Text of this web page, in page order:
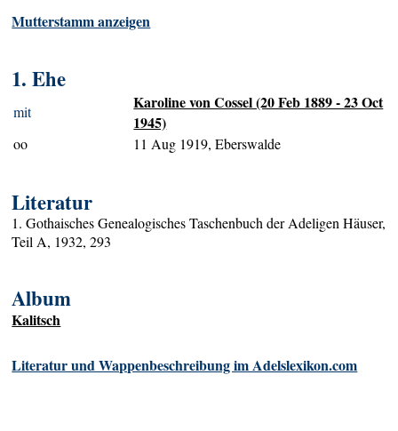
Mutterstamm anzeigen
1. Ehe
mit
Karoline von Cossel (20 Feb 1889 - 23 Oct
1945)
oo 11 Aug 1919, Eberswalde
Literatur
1. Gothaisches Genealogisches Taschenbuch der Adeligen Häuser,
Teil A, 1932, 293
Album
Kalitsch
Literatur und Wappenbeschreibung im Adelslexikon.com